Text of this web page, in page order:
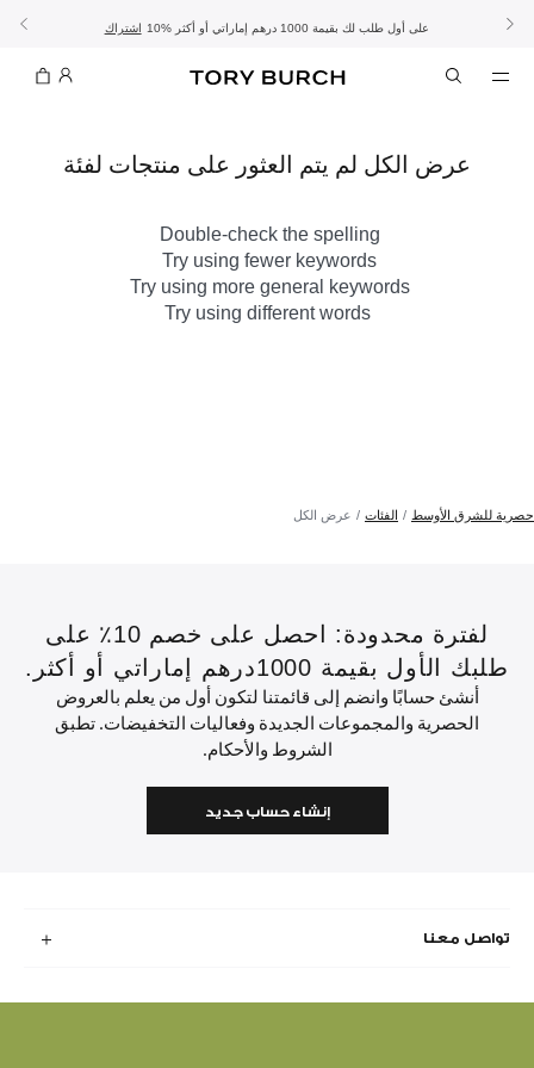
الموسم الجديد: إطلالات العملتسوّقي التشكيلة تشكيلة عيد الأضحىتسوقي اشتراك 10% على أول طلب لك بقيمة 1000 درهم إماراتي أو أكثر تفاصيل - الشحن المجاني تفاصيل - تسوق الآن واستلم في المتجر
عرض الكل لم يتم العثور على منتجات لفئة
Double-check the spelling
Try using fewer keywords
Try using more general keywords
Try using different words
حصرية للشرق الأوسط الفئات عرض الكل
لفترة محدودة: احصل على خصم 10٪ على
طلبك الأول بقيمة 1000درهم إماراتي أو أكثر.
أنشئ حسابًا وانضم إلى قائمتنا لتكون أول من يعلم بالعروض
الحصرية والمجموعات الجديدة وفعاليات التخفيضات. تطبق
الشروط والأحكام.
إنشاء حساب جديد
تواصل معنا